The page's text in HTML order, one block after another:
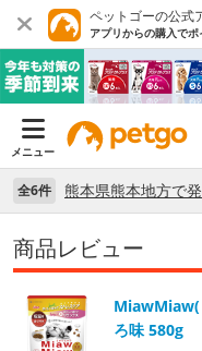
ペットゴーの公式
アプリからの購入で
メニュー
全6件
商品レビュー
MiawMiaw(
ろ味 580g